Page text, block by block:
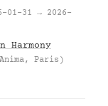
01-31 → 2026-
Harmony
Paris)